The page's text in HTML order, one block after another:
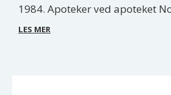
1984. Apoteker ved apoteket
LES MER